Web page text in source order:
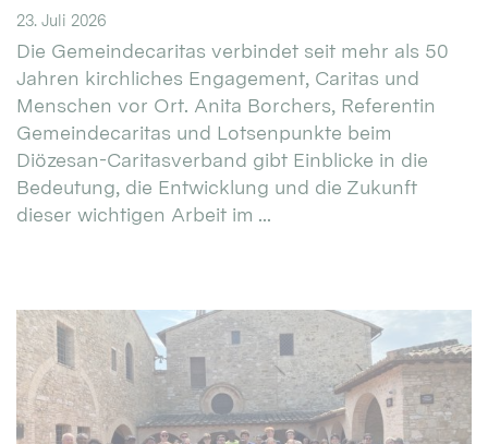
23. Juli 2026
Die Gemeindecaritas verbindet seit mehr als 50
Jahren kirchliches Engagement, Caritas und
Menschen vor Ort. Anita Borchers, Referentin
Gemeindecaritas und Lotsenpunkte beim
Diözesan-Caritasverband gibt Einblicke in die
Bedeutung, die Entwicklung und die Zukunft
dieser wichtigen Arbeit im ...